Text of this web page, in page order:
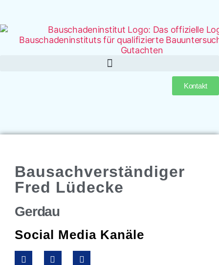
Kontakt
Bausachverständiger
Fred Lüdecke
Gerdau
Social Media Kanäle